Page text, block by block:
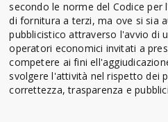
secondo le norme del Codice
di fornitura a terzi, ma ove si sia
pubblicistico attraverso l'avvio di
operatori economici invitati a
competere ai fini
svolgere l'attività nel rispetto dei
correttezza, trasparenza e